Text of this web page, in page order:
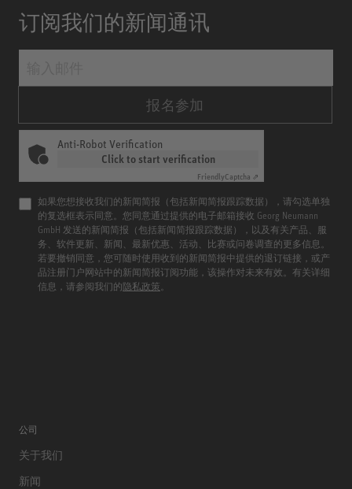
订阅我们的新闻通讯
报名参加
Anti-Robot Verification
Click to start verification
FriendlyCaptcha ⇗
如果您想接收我们的新闻简报（包括新闻简报跟踪数据），请勾选单独
的复选框表示同意。您同意通过提供的电子邮箱接收 Georg Neumann
GmbH 发送的新闻简报（包括新闻简报跟踪数据），以及有关产品、服
务、软件更新、新闻、最新优惠、活动、比赛或问卷调查的更多信息。
若要撤销同意，您可随时使用收到的新闻简报中提供的退订链接，或产
品注册门户网站中的新闻简报订阅功能，该操作对未来有效。有关详细
信息，请参阅我们的 隐私政策。
公司
关于我们
新闻